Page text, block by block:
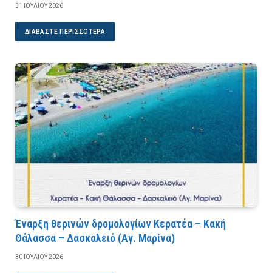
31 ΙΟΥΛΊΟΥ 2026
ΔΙΑΒΆΣΤΕ ΠΕΡΙΣΣΌΤΕΡΑ
Έναρξη θερινών δρομολογίων Κερατέα – Κακή
Θάλασσα – Δασκαλειό (Αγ. Μαρίνα)
30 ΙΟΥΛΊΟΥ 2026